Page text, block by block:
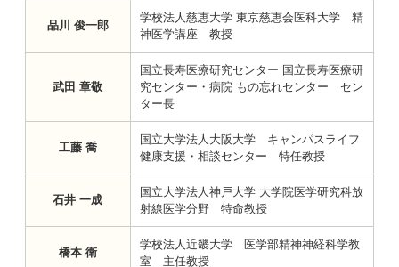
品川 俊一郎
学校法人慈恵大学 東京慈恵会医科大学 精
神医学講座 教授
武田 章敬
国立長寿医療研究センター 国立長寿医療研
究センター・病院 もの忘れセンター セン
ター長
工藤 喬
国立大学法人大阪大学 キャンパスライフ
健康支援・相談センター 特任教授
石井 一成
国立大学法人神戸大学 大学院医学研究科放
射線医学分野 特命教授
橋本 衛
学校法人近畿大学 医学部精神神経科学教
室 主任教授